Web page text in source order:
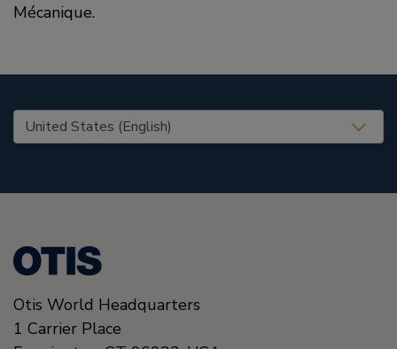
Mécanique.
United States (EN)
Otis World Headquarters
1 Carrier Place